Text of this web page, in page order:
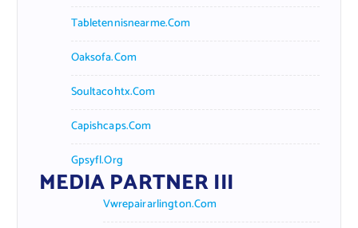
Tabletennisnearme.com
Oaksofa.com
Soultacohtx.com
Capishcaps.com
Gpsyfl.org
MEDIA PARTNER III
Vwrepairarlington.com